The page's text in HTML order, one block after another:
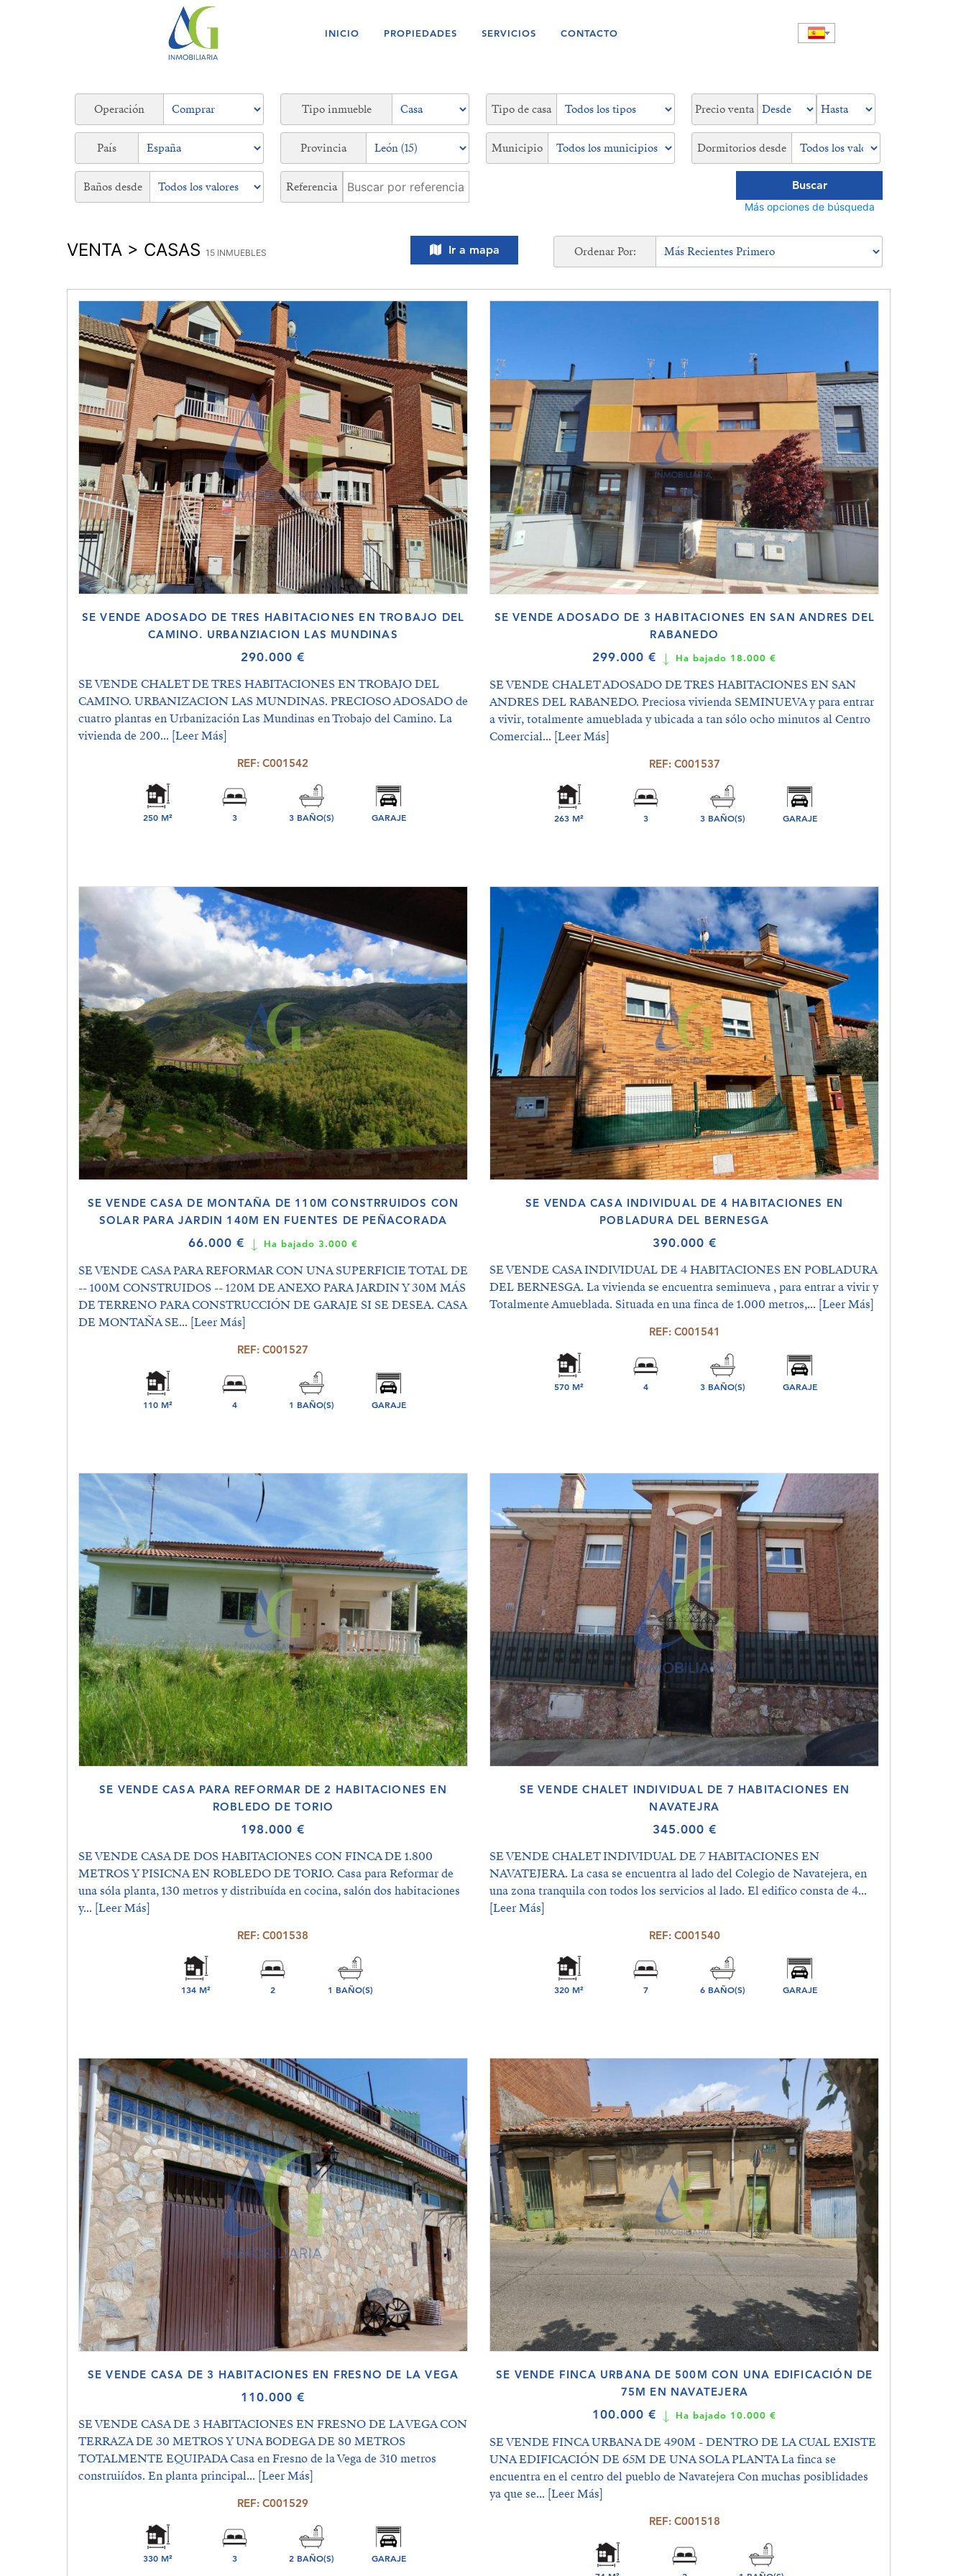
INICIO PROPIEDADES SERVICIOS CONTACTO
Operación Tipo inmueble Tipo de casa Precio venta
País Provincia Municipio Dormitorios desde
Baños desde Referencia Buscar
Más opciones de búsqueda
VENTA > CASAS 15 INMUEBLES Ir a mapa Ordenar Por:
SE VENDE ADOSADO DE TRES HABITACIONES EN TROBAJO DEL
CAMINO. URBANZIACION LAS MUNDINAS
290.000 €
SE VENDE CHALET DE TRES HABITACIONES EN TROBAJO DEL
CAMINO. URBANIZACION LAS MUNDINAS. PRECIOSO ADOSADO de
cuatro plantas en Urbanización Las Mundinas en Trobajo del Camino. La
vivienda de 200... [Leer Más]
REF: C001542
250 M²
3
3 BAÑO(S) GARAJE
SE VENDE ADOSADO DE 3 HABITACIONES EN SAN ANDRES DEL
RABANEDO
299.000 € Ha bajado 18.000 €
SE VENDE CHALET ADOSADO DE TRES HABITACIONES EN SAN
ANDRES DEL RABANEDO. Preciosa vivienda SEMINUEVA y para entrar
a vivir, totalmente amueblada y ubicada a tan sólo ocho minutos al Centro
Comercial... [Leer Más]
REF: C001537
263 M²
3
3 BAÑO(S) GARAJE
SE VENDE CASA DE MONTAÑA DE 110M CONSTRRUIDOS CON
SOLAR PARA JARDIN 140M EN FUENTES DE PEÑACORADA
66.000 € Ha bajado 3.000 €
SE VENDE CASA PARA REFORMAR CON UNA SUPERFICIE TOTAL DE
-- 100M CONSTRUIDOS -- 120M DE ANEXO PARA JARDIN Y 30M MÁS
DE TERRENO PARA CONSTRUCCIÓN DE GARAJE SI SE DESEA. CASA
DE MONTAÑA SE... [Leer Más]
REF: C001527
110 M²
4
1 BAÑO(S) GARAJE
SE VENDA CASA INDIVIDUAL DE 4 HABITACIONES EN
POBLADURA DEL BERNESGA
390.000 €
SE VENDE CASA INDIVIDUAL DE 4 HABITACIONES EN POBLADURA
DEL BERNESGA. La vivienda se encuentra seminueva , para entrar a vivir y
Totalmente Amueblada. Situada en una finca de 1.000 metros,... [Leer Más]
REF: C001541
570 M²
4
3 BAÑO(S) GARAJE
SE VENDE CASA PARA REFORMAR DE 2 HABITACIONES EN
ROBLEDO DE TORIO
198.000 €
SE VENDE CASA DE DOS HABITACIONES CON FINCA DE 1.800
METROS Y PISICNA EN ROBLEDO DE TORIO. Casa para Reformar de
una sóla planta, 130 metros y distribuída en cocina, salón dos habitaciones
y... [Leer Más]
REF: C001538
134 M²
2
1 BAÑO(S)
SE VENDE CHALET INDIVIDUAL DE 7 HABITACIONES EN
NAVATEJRA
345.000 €
SE VENDE CHALET INDIVIDUAL DE 7 HABITACIONES EN
NAVATEJERA. La casa se encuentra al lado del Colegio de Navatejera, en
una zona tranquila con todos los servicios al lado. El edifico consta de 4...
[Leer Más]
REF: C001540
320 M²
7
6 BAÑO(S) GARAJE
SE VENDE CASA DE 3 HABITACIONES EN FRESNO DE LA VEGA
110.000 €
SE VENDE CASA DE 3 HABITACIONES EN FRESNO DE LA VEGA CON
TERRAZA DE 30 METROS Y UNA BODEGA DE 80 METROS
TOTALMENTE EQUIPADA Casa en Fresno de la Vega de 310 metros
construiídos. En planta principal... [Leer Más]
REF: C001529
330 M²
3
2 BAÑO(S) GARAJE
SE VENDE FINCA URBANA DE 500M CON UNA EDIFICACIÓN DE
75M EN NAVATEJERA
100.000 € Ha bajado 10.000 €
SE VENDE FINCA URBANA DE 490M - DENTRO DE LA CUAL EXISTE
UNA EDIFICACIÓN DE 65M DE UNA SOLA PLANTA La finca se
encuentra en el centro del pueblo de Navatejera Con muchas posiblidades
ya que se... [Leer Más]
REF: C001518